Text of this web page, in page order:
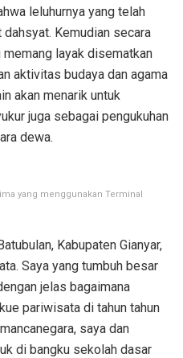
leluhurnya yang telah
Kemudian secara
layak disematkan
aktivitas budaya dan agama
akan menarik untuk
juga sebagai pengukuhan
dewa.
yang menggunakan Terminal
Kabupaten Gianyar,
Saya yang tumbuh besar
jelas bagaimana
pariwisata di tahun tahun
saya dan
di bangku sekolah dasar